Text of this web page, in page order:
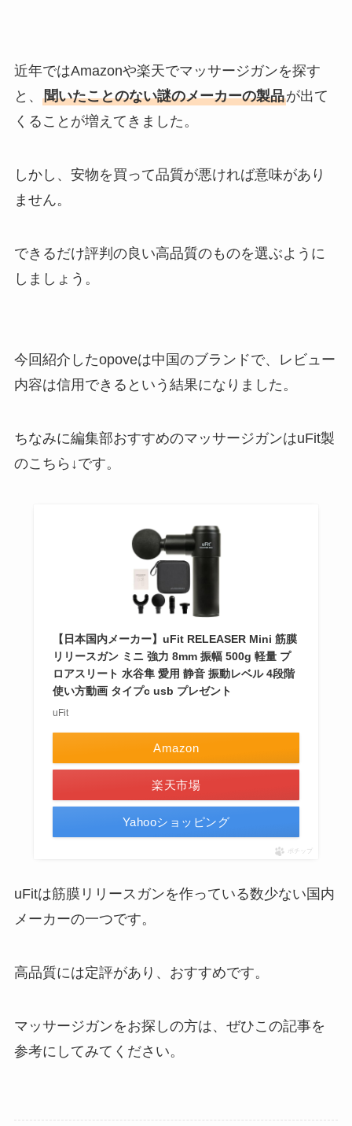
近年ではAmazonや楽天でマッサージガンを探す
と、 聞いたことのない謎のメーカーの製品が出て
くることが増えてきました。
しかし、安物を買って品質が悪ければ意味があり
ません。
できるだけ評判の良い高品質のものを選ぶように
しましょう。
今回紹介したopoveは中国のブランドで、レビュー
内容は信用できるという結果になりました。
ちなみに編集部おすすめのマッサージガンはuFit製
のこちら↓です。
【日本国内メーカー】uFit RELEASER Mini 筋膜
リリースガン ミニ 強力 8mm 振幅 500g 軽量 プ
ロアスリート 水谷隼 愛用 静音 振動レベル 4段階
使い方動画 タイプc usb プレゼント
uFit
Amazon
楽天市場
Yahooショッピング
ポチップ
uFitは筋膜リリースガンを作っている数少ない国内
メーカーの一つです。
高品質には定評があり、おすすめです。
マッサージガンをお探しの方は、ぜひこの記事を
参考にしてみてください。